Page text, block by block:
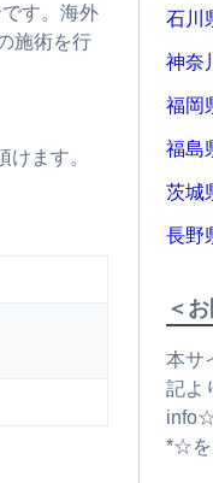
す。海外
施術を行
ます。
石川
神奈
福岡
福島
茨城
長野
＜
本サ
記よ
*☆を